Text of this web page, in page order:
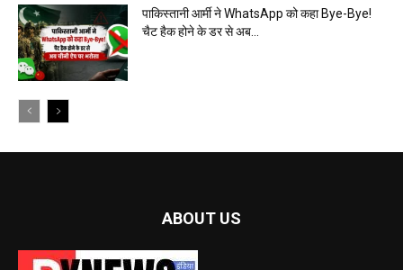
पाकिस्तानी आर्मी ने WhatsApp को कहा Bye-Bye!
चैट हैक होने के डर से अब...
ABOUT US